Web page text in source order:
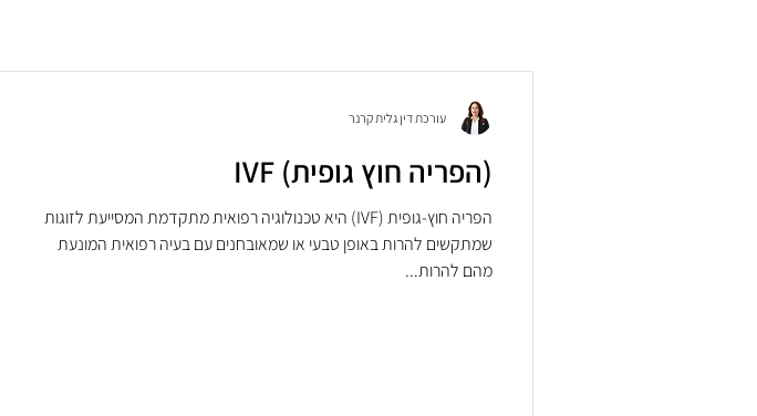
(הפריה חוץ גופית) IVF
הפריה חוץ-גופית (IVF) היא טכנולוגיה רפואית מתקדמת המסייעת לזוגות
שמתקשים להרות באופן טבעי או שמאובחנים עם בעיה רפואית המונעת
מהם להרות...
עורכת דין גלית קרנר